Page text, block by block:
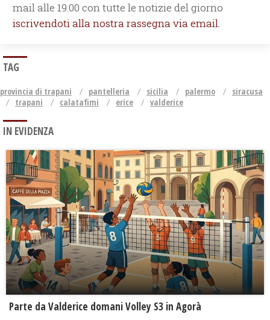
mail alle 19.00 con tutte le notizie del giorno
iscrivendoti alla nostra rassegna via email.
TAG
provincia di trapani pantelleria sicilia palermo
siracusa
trapani
calatafimi erice valderice
IN EVIDENZA
Parte da Valderice domani Volley S3 in Agorà